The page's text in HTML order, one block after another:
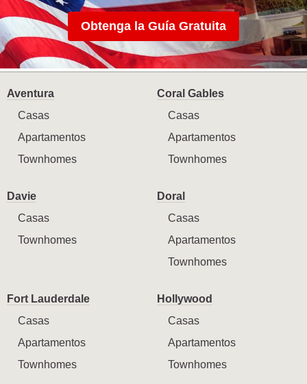
Obtenga la Guía Gratuita
Aventura
Casas
Apartamentos
Townhomes
Coral Gables
Casas
Apartamentos
Townhomes
Davie
Casas
Townhomes
Doral
Casas
Apartamentos
Townhomes
Fort Lauderdale
Casas
Apartamentos
Townhomes
Hollywood
Casas
Apartamentos
Townhomes